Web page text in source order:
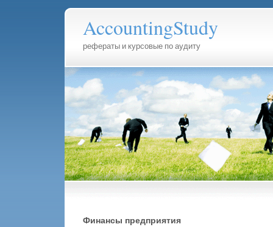
AccountingStudy
рефераты и курсовые по аудиту
Финансы предприятия